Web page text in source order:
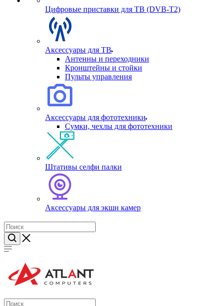
Цифровые приставки для ТВ (DVB-T2)
Аксессуары для ТВ
Антенны и переходники
Кронштейны и стойки
Пульты управления
Аксессуары для фототехники
Сумки, чехлы для фототехники
Штативы селфи палки
Аксессуары для экшн камер